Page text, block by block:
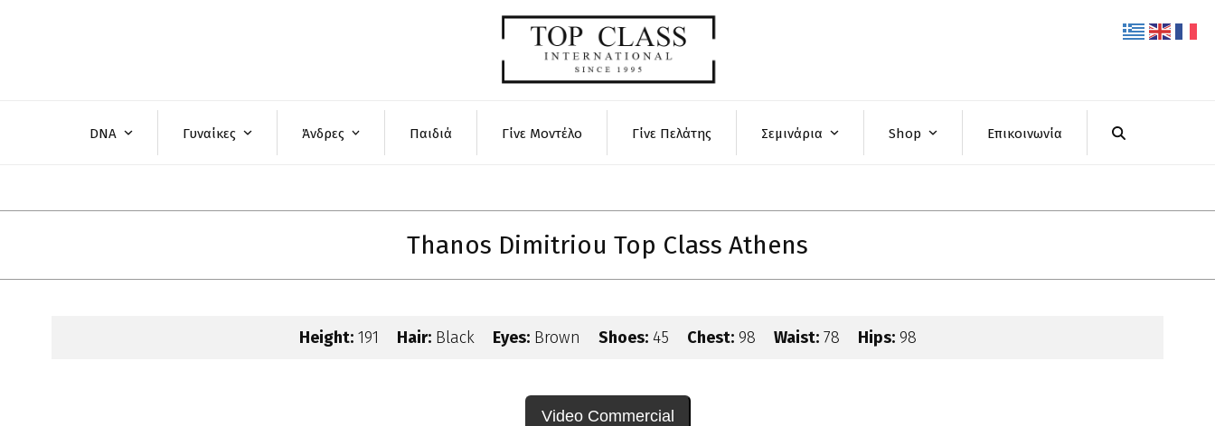
DNA Γυναίκες Άνδρες Παιδιά Γίνε Μοντέλο Γίνε Πελάτης Σεμινάρια Shop Επικοινωνία
Thanos Dimitriou Top Class Athens
Height:191 Hair:Black Eyes:Brown Shoes:45 Chest:98 Waist:78 Hips:98
Video Commercial